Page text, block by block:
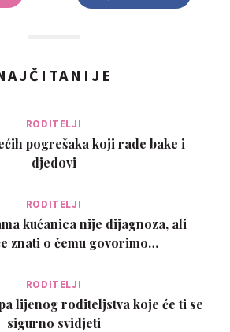
RODITELJI
pogrešaka koji rade bake i
djedovi
RODITELJI
kućanica nije dijagnoza, ali
znati o čemu govorimo…
RODITELJI
lijenog roditeljstva koje će ti se
sigurno svidjeti